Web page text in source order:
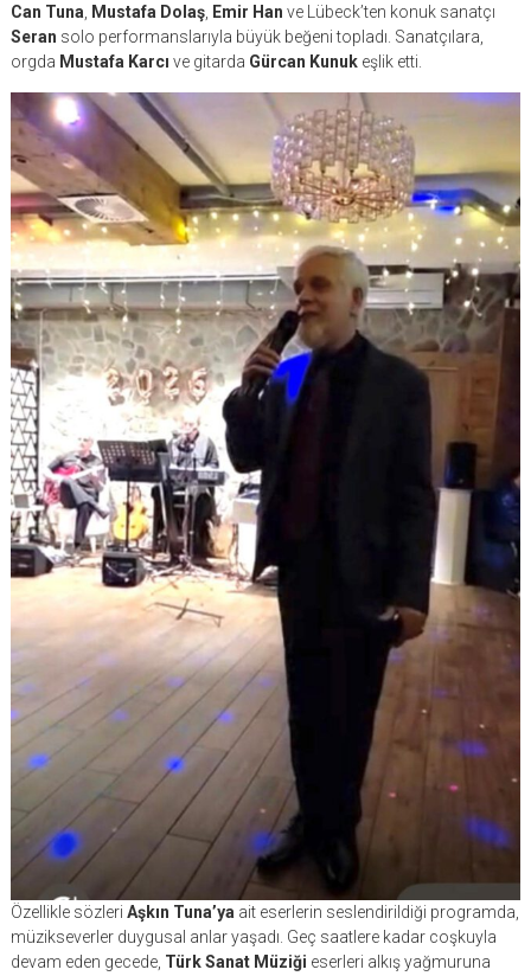
Can Tuna
Mustafa Dolaş, Emir Han ve Lübeck’ten konuk sanatçı
Seran solo performanslarıyla büyük beğeni topladı. Sanatçılara,
orgda Mustafa Karcı ve gitarda Gürcan Kunukeşlik etti.
Özellikle sözleri Aşkın Tuna’ya ait eserlerin seslendirildiği programda,
müzikseverler duygusal anlar yaşadı. Geç saatlere kadar coşkuyla
devam eden gecede, Türk Sanat Müziği eserleri alkış yağmuruna